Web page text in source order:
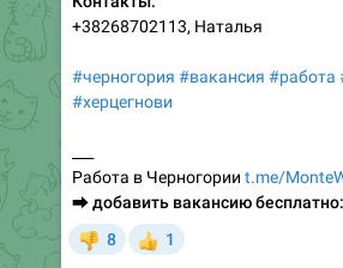
+38268702113, Наталья
#черногория #вакансия #работа
#херцегнови
Работа в Черногории t.me/
⮕добавить вакансию бесплатно:
8 1